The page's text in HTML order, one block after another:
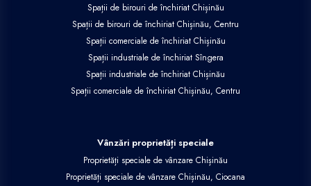
Spații de birouri de închiriat Chișinău
Spații de birouri de închiriat Chișinău, Centru
Spații comerciale de închiriat Chișinău
Spații industriale de închiriat Sîngera
Spații industriale de închiriat Chișinău
Spații comerciale de închiriat Chișinău, Centru
Vânzări proprietăți speciale
Proprietăți speciale de vânzare Chișinău
Proprietăți speciale de vânzare Chișinău, Ciocana